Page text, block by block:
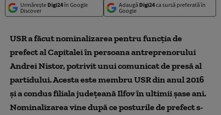
Urmărește Digi24în Google
Discover
Adaugă Digi24ca sursă preferată în
Google
USR a făcut nominalizarea pentru funcția de
prefect al Capitalei în persoana antreprenorului
Andrei Nistor, potrivit unui comunicat de presă al
partidului. Acesta este membru USR din anul 2016
și a condus filiala județeană Ilfov în ultimii șase ani.
Nominalizarea vine după ce posturile de prefect s-